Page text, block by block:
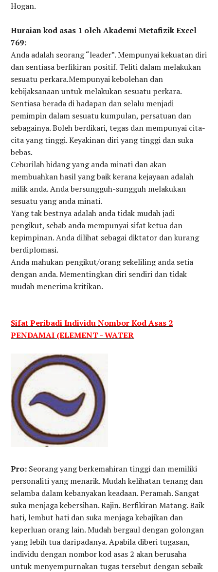
Hogan.
Huraian kod asas 1 oleh Akademi Metafizik Excel
769:
Anda adalah seorang “leader”. Mempunyai kekuatan diri
dan sentiasa berfikiran positif. Teliti dalam melakukan
sesuatu perkara.Mempunyai kebolehan dan
kebijaksanaan untuk melakukan sesuatu perkara.
Sentiasa berada di hadapan dan selalu menjadi
pemimpin dalam sesuatu kumpulan, persatuan dan
sebagainya. Boleh berdikari, tegas dan mempunyai cita-
cita yang tinggi. Keyakinan diri yang tinggi dan suka
bebas.
Ceburilah bidang yang anda minati dan akan
membuahkan hasil yang baik kerana kejayaan adalah
milik anda. Anda bersungguh-sungguh melakukan
sesuatu yang anda minati.
Yang tak bestnya adalah anda tidak mudah jadi
pengikut, sebab anda mempunyai sifat ketua dan
kepimpinan. Anda dilihat sebagai diktator dan kurang
berdiplomasi.
Anda mahukan pengikut/orang sekeliling anda setia
dengan anda. Mementingkan diri sendiri dan tidak
mudah menerima kritikan.
Sifat Peribadi Individu Nombor Kod Asas 2
PENDAMAI (ELEMENT - WATER
Pro: Seorang yang berkemahiran tinggi dan memiliki
personaliti yang menarik. Mudah kelihatan tenang dan
selamba dalam kebanyakan keadaan. Peramah. Sangat
suka menjaga kebersihan. Rajin. Berfikiran Matang. Baik
hati, lembut hati dan suka menjaga kebajikan dan
keperluan orang lain. Mudah bergaul dengan golongan
yang lebih tua daripadanya. Apabila diberi tugasan,
individu dengan nombor kod asas 2 akan berusaha
untuk menyempurnakan tugas tersebut dengan sebaik